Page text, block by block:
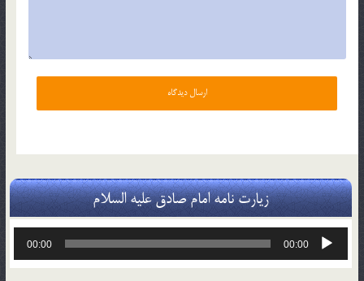
زیارت نامه امام صادق علیه السلام
پخش‌کننده
00:00
00:00